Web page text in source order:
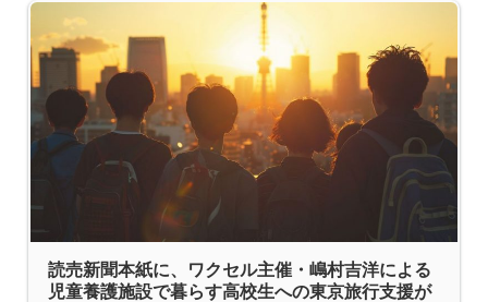
読売新聞本紙に、ワクセル主催・嶋村吉洋による
児童養護施設で暮らす高校生への東京旅行支援が